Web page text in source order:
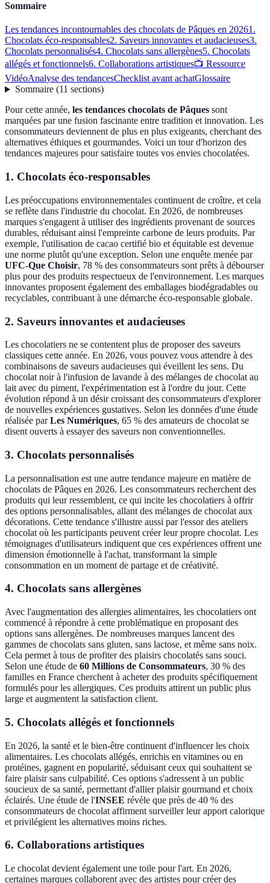
Sommaire
Les tendances incontournables des chocolats de Pâques en 20261.
Chocolats éco-responsables2. Saveurs innovantes et audacieuses3.
Chocolats personnalisés4. Chocolats sans allergènes5. Chocolats
allégés et fonctionnels6. Collaborations artistiques📺 Ressource
VidéoAnalyse des tendancesChecklist avant achatGlossaire
Sommaire(11 sections)
Pour cette année, les tendances chocolats de Pâques sont
marquées par une fusion fascinante entre tradition et innovation. Les
consommateurs deviennent de plus en plus exigeants, cherchant des
alternatives éthiques et gourmandes. Voici un tour d'horizon des
tendances majeures pour satisfaire toutes vos envies chocolatées.
1. Chocolats éco-responsables
Les préoccupations environnementales continuent de croître, et cela
se reflète dans l'industrie du chocolat. En 2026, de nombreuses
marques s'engagent à utiliser des ingrédients provenant de sources
durables, réduisant ainsi l'empreinte carbone de leurs produits. Par
exemple, l'utilisation de cacao certifié bio et équitable est devenue
une norme plutôt qu'une exception. Selon une enquête menée par
UFC-Que Choisir, 78 % des consommateurs sont prêts à débourser
plus pour des produits respectueux de l'environnement. Les marques
innovantes proposent également des emballages biodégradables ou
recyclables, contribuant à une démarche éco-responsable globale.
2. Saveurs innovantes et audacieuses
Les chocolatiers ne se contentent plus de proposer des saveurs
classiques cette année. En 2026, vous pouvez vous attendre à des
combinaisons de saveurs audacieuses qui éveillent les sens. Du
chocolat noir à l'infusion de lavande à des mélanges de chocolat au
lait avec du piment, l'expérimentation est à l'ordre du jour. Cette
évolution répond à un désir croissant des consommateurs d'explorer
de nouvelles expériences gustatives. Selon les données d'une étude
réalisée parLes Numériques, 65 % des amateurs de chocolat se
disent ouverts à essayer des saveurs non conventionnelles.
3. Chocolats personnalisés
La personnalisation est une autre tendance majeure en matière de
chocolats de Pâques en 2026. Les consommateurs recherchent des
produits qui leur ressemblent, ce qui incite les chocolatiers à offrir
des options personnalisables, allant des mélanges de chocolat aux
décorations. Cette tendance s'illustre aussi par l'essor des ateliers
chocolat où les participants peuvent créer leur propre chocolat. Les
témoignages d'utilisateurs indiquent que ces expériences offrent une
dimension émotionnelle à l'achat, transformant la simple
consommation en un moment de partage et de créativité.
4. Chocolats sans allergènes
Avec l'augmentation des allergies alimentaires, les chocolatiers ont
commencé à répondre à cette problématique en proposant des
options sans allergènes. De nombreuses marques lancent des
gammes de chocolats sans gluten, sans lactose, et même sans noix.
Cela permet à tous de profiter des plaisirs chocolatés sans souci.
Selon une étude de 60 Millions de Consommateurs, 30 % des
familles en France cherchent à acheter des produits spécifiquement
formulés pour les allergiques. Ces produits attirent un public plus
large et augmentent la satisfaction client.
5. Chocolats allégés et fonctionnels
En 2026, la santé et le bien-être continuent d'influencer les choix
alimentaires. Les chocolats allégés, enrichis en vitamines ou en
protéines, gagnent en popularité, séduisant ceux qui souhaitent se
faire plaisir sans culpabilité. Ces options s'adressent à un public
soucieux de sa santé, permettant d'allier plaisir gourmand et choix
éclairés. Une étude de l'INSEE révèle que près de 40 % des
consommateurs de chocolat affirment surveiller leur apport calorique
et privilégient les alternatives moins riches.
6. Collaborations artistiques
Le chocolat devient également une toile pour l'art. En 2026,
certaines marques collaborent avec des artistes pour créer des